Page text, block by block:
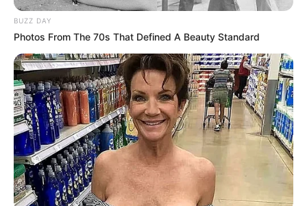
BUZZ DAY
Photos From The 70s That Defined A Beauty Standard